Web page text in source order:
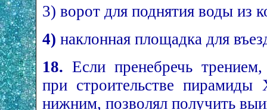
3) ворот для поднятия воды из
4) наклонная площадка для
18. Если пренебречь
при строительстве
нижним, позволял получить